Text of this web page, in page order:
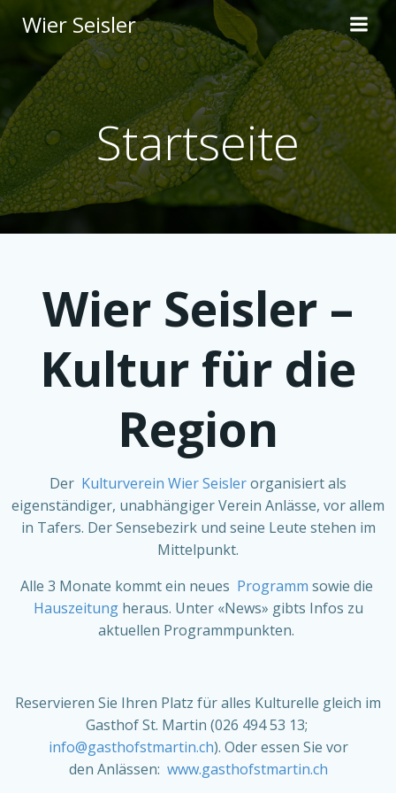
to
content
Wier Seisler
Startseite
Wier Seisler –
Kultur für die
Region
Der Kulturverein Wier Seislerorganisiert als
eigenständiger, unabhängiger Verein Anlässe, vor allem
in Tafers. Der Sensebezirk und seine Leute stehen im
Mittelpunkt.
Alle 3 Monate kommt ein neues Programm sowie die
Hauszeitungheraus. Unter «News» gibts Infos zu
aktuellen Programmpunkten.
Reservieren Sie Ihren Platz für alles Kulturelle gleich im
Gasthof St. Martin (026 494 53 13;
info@gasthofstmartin.ch). Oder essen Sie vor
den Anlässen: www.gasthofstmartin.ch